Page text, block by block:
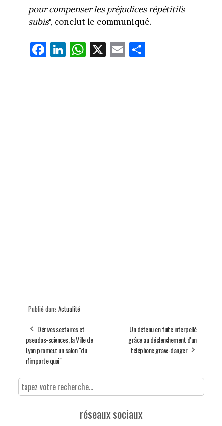
pour compenser les préjudices répétitifs
subis", conclut le communiqué.
Fa
ce
Li
nk
W
ha
X E
m
Pa
rt
Publié dans Actualité
Dérives sectaires et
pseudos-sciences, la Ville de
Lyon promeut un salon "du
n'importe quoi"
Un détenu en fuite interpellé
grâce au déclenchement d'un
téléphone grave-danger
réseaux sociaux